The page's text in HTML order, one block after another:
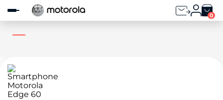
Observação:
este
site
acessibilidade.
0